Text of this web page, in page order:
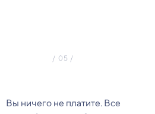
Вы ничего не платите. Все